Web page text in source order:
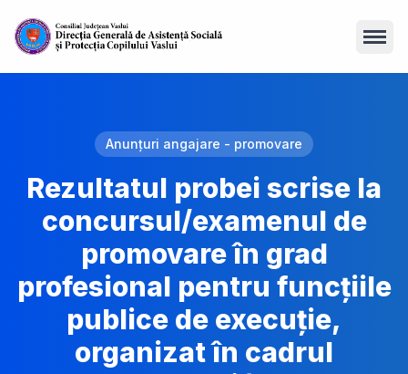
Anunțuri angajare - promovare
Rezultatul probei scrise la
concursul/examenul de
promovare în grad
profesional pentru funcțiile
publice de execuție,
organizat în cadrul